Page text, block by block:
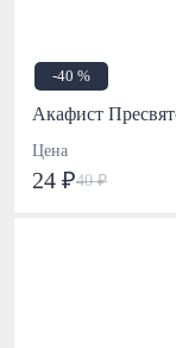
-40 %
Акафист
Цена
24 ₽40 ₽